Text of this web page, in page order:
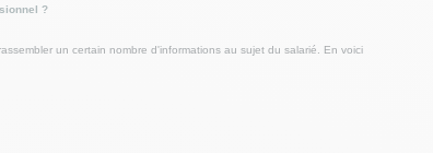
?
un certain nombre d'informations au sujet du salarié. En voici